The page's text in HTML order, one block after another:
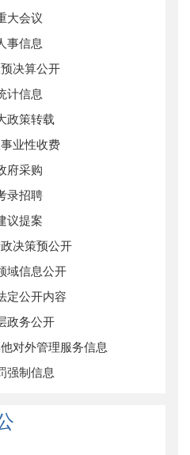
大会议
事信息
决算公开
计信息
政策转载
业性收费
府采购
录招聘
议提案
决策预公开
域信息公开
定公开内容
政务公开
对外管理服务信息
强制信息